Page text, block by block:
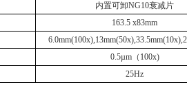
内置可卸NG10衰减片
163.5 x83mm
0.5µm（ 100x)
25Hz